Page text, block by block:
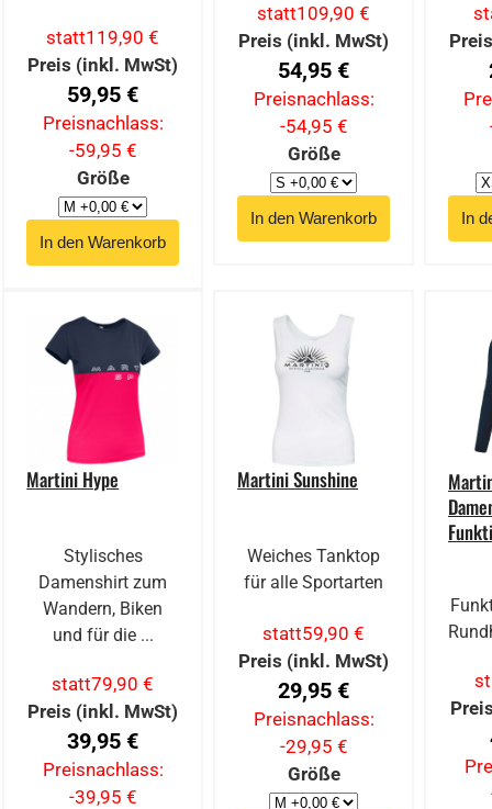
statt119,90 €
Preis (inkl. MwSt)
59,95 €
Preisnachlass:
-59,95 €
Größe
statt109,90 €
Preis (inkl. MwSt)
54,95 €
Preisnachlass:
-54,95 €
Größe
Martini Hype
Stylisches
Damenshirt zum
Wandern, Biken
und für die ...
statt79,90 €
Preis (inkl. MwSt)
39,95 €
Preisnachlass:
-39,95 €
Martini Sunshine
Weiches Tanktop
für alle Sportarten
statt59,90 €
Preis (inkl. MwSt)
29,95 €
Preisnachlass:
-29,95 €
Größe